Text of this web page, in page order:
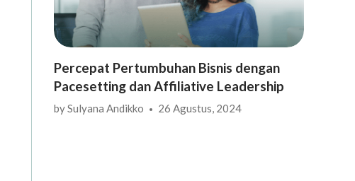
Percepat Pertumbuhan Bisnis dengan
Pacesetting dan Affiliative Leadership
bySulyana Andikko 26 Agustus, 2024